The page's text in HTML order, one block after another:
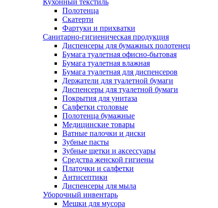
Кухонный текстиль
Полотенца
Скатерти
Фартуки и прихватки
Санитарно-гигиеническая продукция
Диспенсеры для бумажных полотенец
Бумага туалетная офисно-бытовая
Бумага туалетная влажная
Бумага туалетная для диспенсеров
Держатели для туалетной бумаги
Диспенсеры для туалетной бумаги
Покрытия для унитаза
Салфетки столовые
Полотенца бумажные
Медицинские товары
Ватные палочки и диски
Зубные пасты
Зубные щетки и аксессуары
Средства женской гигиены
Платочки и салфетки
Антисептики
Диспенсеры для мыла
Уборочный инвентарь
Мешки для мусора